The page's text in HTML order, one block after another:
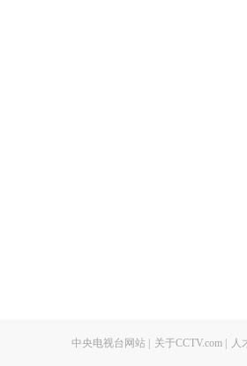
中央电视台网站 关于CCTV.com 人